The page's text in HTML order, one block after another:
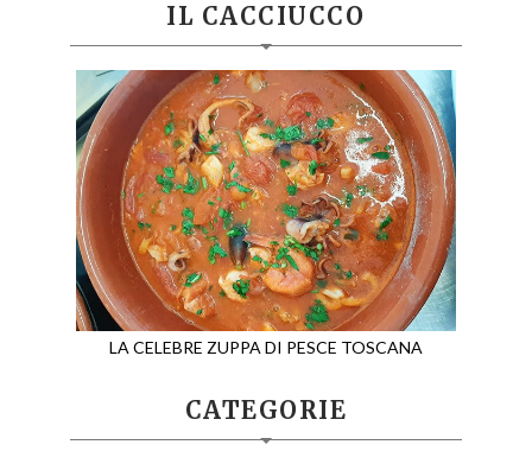
IL CACCIUCCO
LA CELEBRE ZUPPA DI PESCE TOSCANA
CATEGORIE